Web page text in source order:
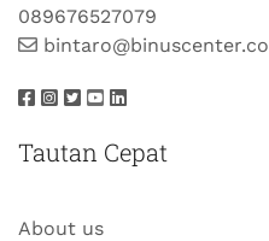
089676527079
Tautan Cepat
About us